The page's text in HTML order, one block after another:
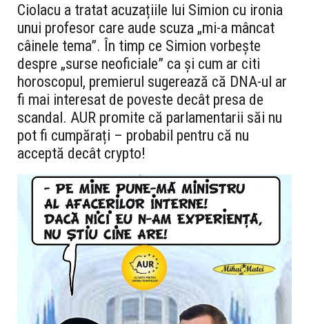
Ciolacu a tratat acuzațiile lui Simion cu ironia
unui profesor care aude scuza „mi-a mâncat
câinele tema”. În timp ce Simion vorbește
despre „surse neoficiale” ca și cum ar citi
horoscopul, premierul sugerează că DNA-ul ar
fi mai interesat de poveste decât presa de
scandal. AUR promite că parlamentarii săi nu
pot fi cumpărați – probabil pentru că nu
acceptă decât crypto!